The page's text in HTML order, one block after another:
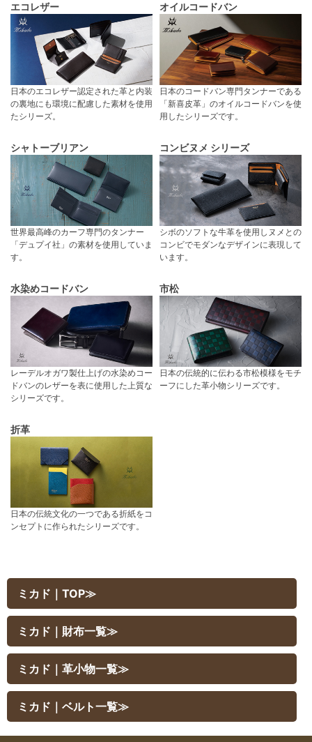
エコレザー
日本のエコレザー認定された革と内装
の裏地にも環境に配慮した素材を使用
たシリーズ。
オイルコードバン
日本のコードバン専門タンナーである
「新喜皮革」のオイルコードバンを使
用したシリーズです。
シャトーブリアン
世界最高峰のカーフ専門のタンナー
「デュプイ社」の素材を使用していま
す。
コンビヌメ シリーズ
シボのソフトな牛革を使用しヌメとの
コンビでモダンなデザインに表現して
います。
水染めコードバン
レーデルオガワ製仕上げの水染めコー
ドバンのレザーを表に使用した上質な
シリーズです。
市松
日本の伝統的に伝わる市松模様をモチ
ーフにした革小物シリーズです。
折革
日本の伝統文化の一つである折紙をコ
ンセプトに作られたシリーズです。
ミカド｜TOP≫
ミカド｜財布一覧≫
ミカド｜革小物一覧≫
ミカド｜ベルト一覧≫